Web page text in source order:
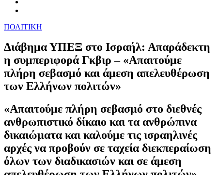
ΠΟΛΙΤΙΚΗ
Διάβημα ΥΠΕΞ στο Ισραήλ: Απαράδεκτη
η συμπεριφορά Γκβιρ – «Απαιτούμε
πλήρη σεβασμό και άμεση απελευθέρωση
των Ελλήνων πολιτών»
«Απαιτούμε πλήρη σεβασμό στο διεθνές
ανθρωπιστικό δίκαιο και τα ανθρώπινα
δικαιώματα και καλούμε τις ισραηλινές
αρχές να προβούν σε ταχεία διεκπεραίωση
όλων των διαδικασιών και σε άμεση